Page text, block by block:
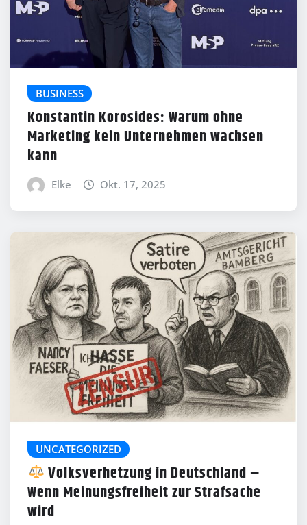
BUSINESS
Konstantin Korosides: Warum ohne
Marketing kein Unternehmen wachsen
kann
Elke Okt. 17, 2025
UNCATEGORIZED
Volksverhetzung in Deutschland –
Wenn Meinungsfreiheit zur Strafsache
wird